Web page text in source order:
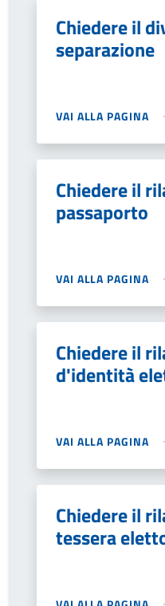
Chiedere il
separazione
VAI ALLA PAGINA
Chiedere il
passaporto
VAI ALLA PAGINA
Chiedere il
d'identità
VAI ALLA PAGINA
Chiedere il
tessera